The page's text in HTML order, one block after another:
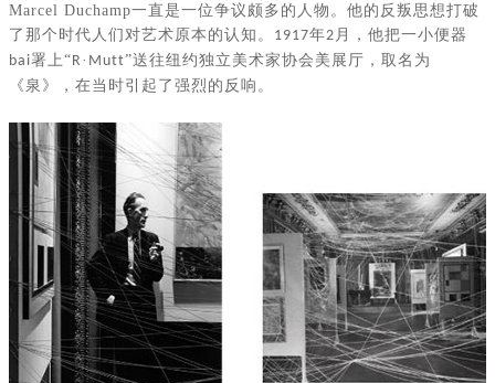
Marcel Duchamp一直是一位争议颇多的人物。他的反叛思想打破
了那个时代人们对艺术原本的认知。 1917年2 月，他把一小便器
bai署上“ R · Mutt”送往纽约独立美术家协会美展厅，取名为
《泉》，在当时引起了强烈的反响。